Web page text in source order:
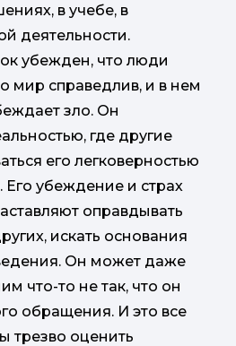
в учебе, в
деятельности.
убежден, что люди
мир справедлив, и в нем
зло. Он
где другие
его легковерностью
Его убеждение и страх
оправдывать
искать основания
Он может даже
что-то не так, что он
обращения. И это все
трезво оценить